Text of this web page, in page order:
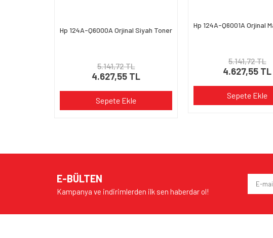
Hp 124A-Q6000A Orjinal Siyah Toner
5.141,72 TL
4.627,55 TL
Sepete Ekle
Hp 124A-Q6001A Orjinal
5.141,72 TL
4.627,55 TL
Sepete Ekle
E-BÜLTEN
Kampanya ve indirimlerden ilk sen haberdar ol!